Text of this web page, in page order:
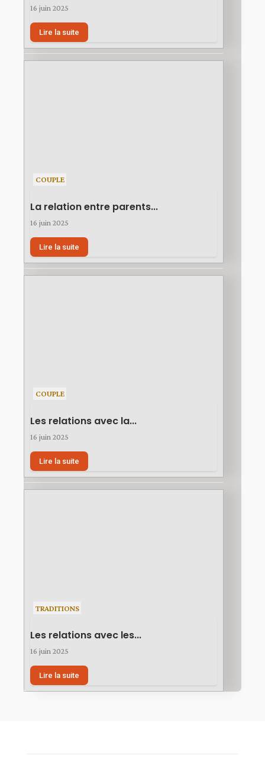
16 juin 2025
Lire la suite
COUPLE
La relation entre parents...
16 juin 2025
Lire la suite
COUPLE
Les relations avec la...
16 juin 2025
Lire la suite
TRADITIONS
Les relations avec les...
16 juin 2025
Lire la suite